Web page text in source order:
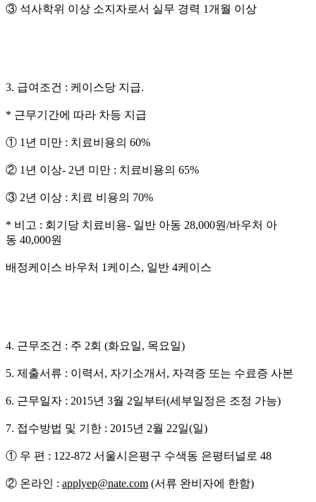
③ 석사학위 이상 소지자로서 실무 경력 1개월 이상
3. 급여조건 : 케이스당 지급.
* 근무기간에 따라 차등 지급
① 1년 미만 : 치료비용의 60%
② 1년 이상- 2년 미만 : 치료비용의 65%
③ 2년 이상 : 치료 비용의 70%
* 비고 : 회기당 치료비용- 일반 아동 28,000원/바우처 아
동 40,000원
배정케이스 바우처 1케이스, 일반 4케이스
4. 근무조건 : 주 2회 (화요일, 목요일)
5. 제출서류 : 이력서 , 자기소개서 , 자격증 또는 수료증 사본
6. 근무일자 : 2015년 3월 2일부터(세부일정은 조정 가능)
7. 접수방법 및 기한 : 2015년 2월 22일(일)
① 우 편 : 122-872 서울시은평구 수색동 은평터널로 48
② 온라인 : applyep@nate.com (서류 완비자에 한함)